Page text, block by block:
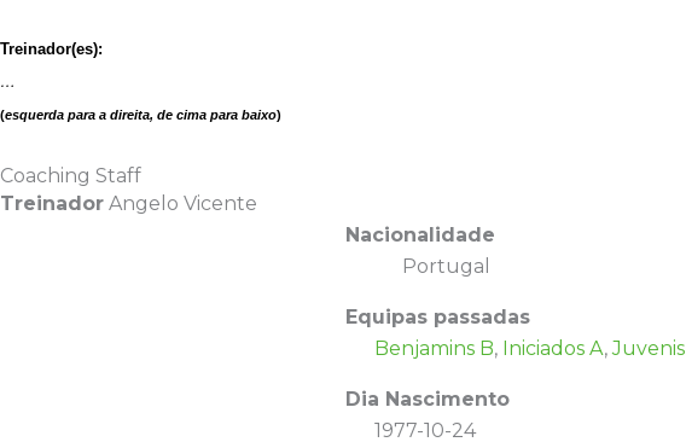
Treinador(es):
…
(esquerda para a direita, de cima para baixo)
Coaching Staff
Treinador Angelo Vicente
Nacionalidade
Portugal
Equipas passadas
Benjamins B, Iniciados A,Juvenis
Dia Nascimento
1977-10-24